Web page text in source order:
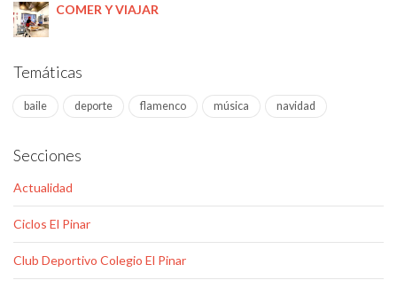
COMER Y VIAJAR
Temáticas
baile deporte flamenco música navidad
Secciones
Actualidad
Ciclos El Pinar
Club Deportivo Colegio El Pinar